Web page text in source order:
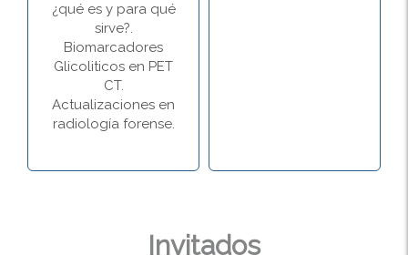
¿qué es y para qué
sirve?.
Biomarcadores
Glicoliticos en PET
CT.
Actualizaciones en
radiología forense.
Invitados